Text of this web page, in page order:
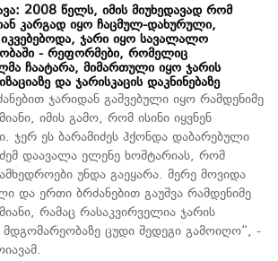
2008 წელს, იმის მიუხედავად რომ
კარგად იყო ჩაცმულ-დახურული,
ჯარი იყო სავალალო
- რეფორმები, რომელიც
ჩაატარა, მიმართული იყო ჯარის
და ჯარისკაცის დაკნინებაზე
ჯარიდან გაშვებული იყო რამდენიმე
იმის გამო, რომ ისინი იყვნენ
ჯერ ეს ბარამიძეს ჰქონდა დაბარებული
დაავალა ელენე ხოშტარიას, რომ
უნდა გაეყარა. მერე მოვიდა
და ერთი ბრძანებით გაუშვა რამდენიმე
რამაც რასაკვირველია ჯარის
ცუდი შედეგი გამოიღო“, -